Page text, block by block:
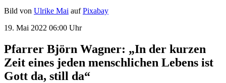
Bild von Ulrike Mai aufPixabay
19. Mai 2022 06:00 Uhr
Pfarrer Björn Wagner: „In der kurzen
Zeit eines jeden menschlichen Lebens ist
Gott da, still da“